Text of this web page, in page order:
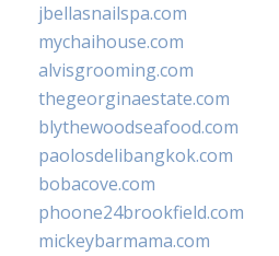
jbellasnailspa.com
mychaihouse.com
alvisgrooming.com
thegeorginaestate.com
blythewoodseafood.com
paolosdelibangkok.com
bobacove.com
phoone24brookfield.com
mickeybarmama.com